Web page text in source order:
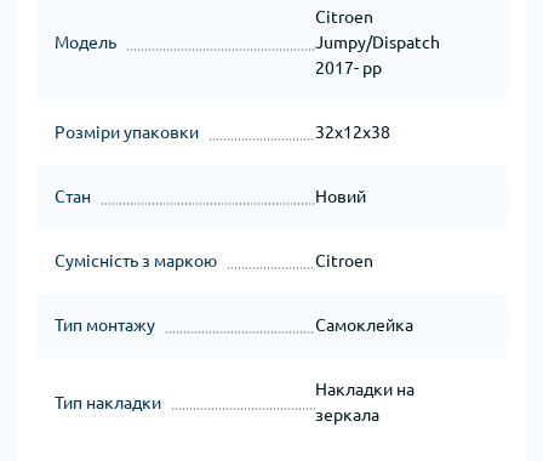
Модель
Citroen
Jumpy/Dispatch
2017- рр
Розміри упаковки 32x12x38
Стан Новий
Сумісність з маркою Citroen
Тип монтажу Самоклейка
Тип накладки
Накладки на
зеркала